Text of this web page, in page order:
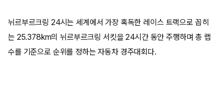
뉘르부르크링 24시는 세계에서 가장 혹독한 레이스 트랙으로 꼽히
는 25.378km의 뉘르부르크링 서킷을 24시간 동안 주행하며 총 랩
수를 기준으로 순위를 정하는 자동차 경주대회다.